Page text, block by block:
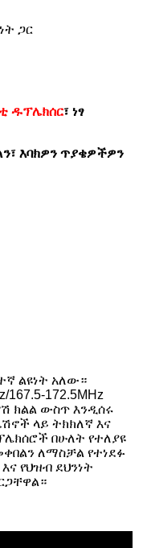
ጋር
ዱፕሌክሰር፣ ነፃ
እባክዎን ጥያቄዎችዎን
ልዩነት አለው።
172.5MHz
ክልል ውስጥ እንዲሰሩ
ላይ ትክክለኛ እና
በሁለት የተለያዩ
ለማስቻል የተነደፉ
የህዝብ ደህንነት